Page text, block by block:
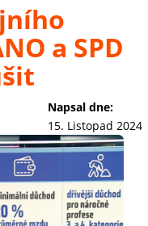
a SPD
Napsal dne:
15. Listopad 2024